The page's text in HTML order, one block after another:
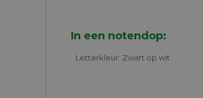
In een notendop:
Letterkleur: Zwart op wit